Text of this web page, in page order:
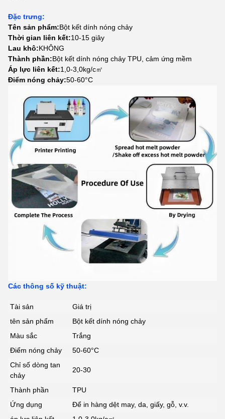
Đặc trưng:
Tên sản phẩm:Bột kết dính nóng chảy
Thời gian liên kết:10-15 giây
Lau khô:KHÔNG
Thành phần:Bột kết dính nóng chảy TPU, cảm ứng mềm
Áp lực liên kết:1,0-3,0kg/c㎡
Điểm nóng chảy:50-60°C
Các thông số kỹ thuật:
Tài sản
Giá trị
tên sản phẩm
Bột kết dính nóng chảy
Màu sắc
Trắng
Điểm nóng chảy
50-60°C
Chỉ số dòng tan
chảy
20-30
Thành phần
TPU
Ứng dụng
Để in hàng dệt may, da, giấy, gỗ, v.v.